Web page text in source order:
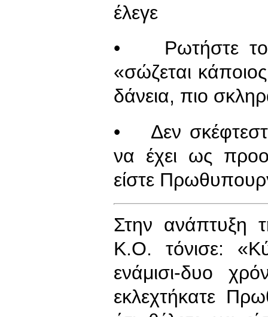
έλεγε
• Ρωτήστε τον
«σώζεται
δάνεια, πιο
• Δεν
να έχει ως
είστε
Στην ανάπτυξη
Κ.Ο. τόνισε:
ενάμισι-δυο
εκλεχτήκατε